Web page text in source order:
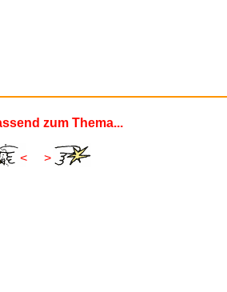
zum Thema...
< >